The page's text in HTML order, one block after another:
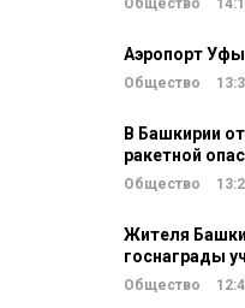
Общество
Аэропорт
Общество
В Башкирии
ракетной
Общество
Жителя
госнаграды
Общество